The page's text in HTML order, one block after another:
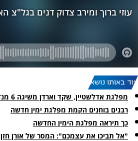
עוד באותו נושא:
מפלגת אדלשטיין, שקד וארדן משיגה 6 מנדטים
רבנים בוחנים הקמת מפלגת ימין חדשה
כך תיראה מפלגת הימין החדשה
"אל תביכו את עצמכם": המסר של אורן חזן